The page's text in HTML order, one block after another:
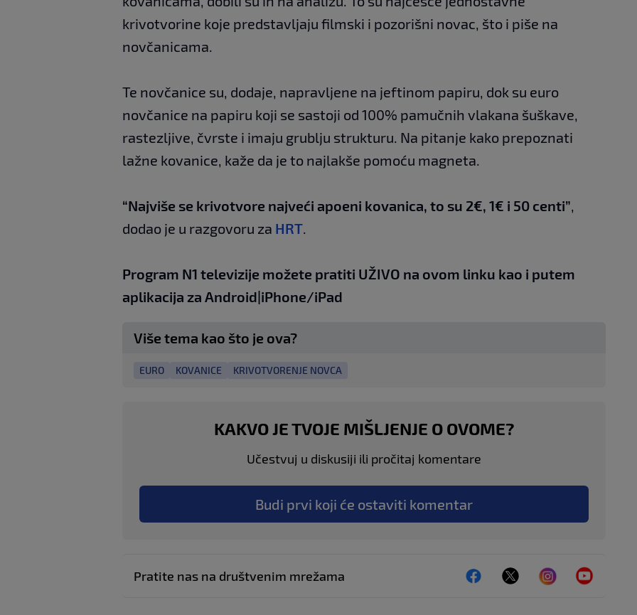
krivotvorine koje predstavljaju filmski i pozorišni novac, što i piše na
novčanicama.
Te novčanice su, dodaje, napravljene na jeftinom papiru, dok su euro
novčanice na papiru koji se sastoji od 100% pamučnih vlakana šuškave,
rastezljive, čvrste i imaju grublju strukturu. Na pitanje kako prepoznati
lažne kovanice, kaže da je to najlakše pomoću magneta.
“Najviše se krivotvore najveći apoeni kovanica, to su 2€, 1€ i 50 centi”,
dodao je u razgovoru za HRT.
Program N1 televizije možete pratiti UŽIVO na ovom linku kao i putem
aplikacija za Android|iPhone/iPad
Više tema kao što je ova?
EURO KOVANICE KRIVOTVORENJE NOVCA
KAKVO JE TVOJE MIŠLJENJE O OVOME?
Učestvuj u diskusiji ili pročitaj komentare
Budi prvi koji će ostaviti komentar
Pratite nas na društvenim mrežama